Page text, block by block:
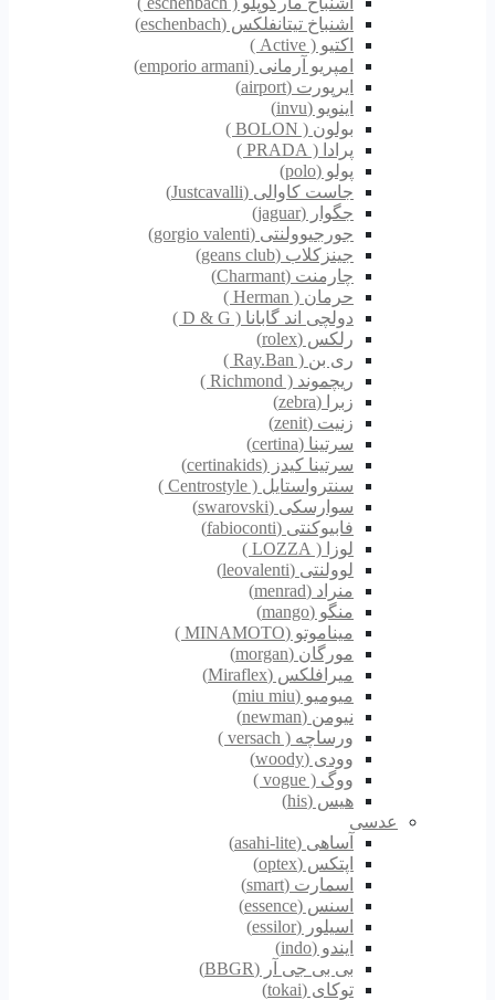
اشنباخ تیتانفلکس (eschenbach)
اکتیو ( Active )
امپریو آرمانی (emporio armani)
ایرپورت (airport)
اینویو (invu)
بولون ( BOLON )
پرادا ( PRADA )
پولو (polo)
جاست کاوالی (Justcavalli)
جگوار (jaguar)
جورجیوولنتی (gorgio valenti)
جینزکلاب (geans club)
چارمنت (Charmant)
حرمان ( Herman )
دولچی اند گابانا ( D & G )
رلکس (rolex)
ری بن ( Ray.Ban )
ریچموند ( Richmond )
زبرا (zebra)
زنیت (zenit)
سرتینا (certina)
سرتینا کیدز (certinakids)
سنترواستایل ( Centrostyle )
سوارسکی (swarovski)
فابیوکنتی (fabioconti)
لوزا ( LOZZA )
لوولنتی (leovalenti)
منراد (menrad)
منگو (mango)
میناموتو (MINAMOTO )
مورگان (morgan)
میرافلکس (Miraflex)
میومیو (miu miu)
نیومن (newman)
ورساچه ( versach )
وودی (woody)
ووگ ( vogue )
هیس (his)
عدسی
آساهی (asahi-lite)
اپتکس (optex)
اسمارت (smart)
اسنس (essence)
اسیلور (essilor)
ایندو (indo)
بی بی جی آر (BBGR)
توکای (tokai)